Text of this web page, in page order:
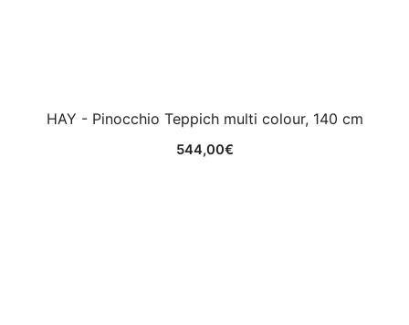
HAY - Pinocchio Teppich multi colour, 140 cm
544,00€